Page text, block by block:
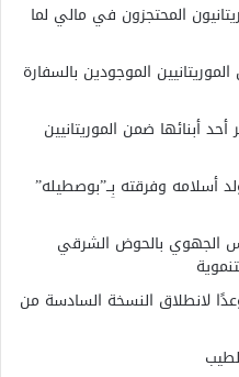
المحتجزون في مالي لما
الموجودين بالسفارة
أبنائها ضمن الموريتانيين
أسلامه وفرقته بِــ”بوصطيله”
الجهوي بالحوض الشرقي
22 أغسطس موعدًا لانطلاق النسخة السادسة من